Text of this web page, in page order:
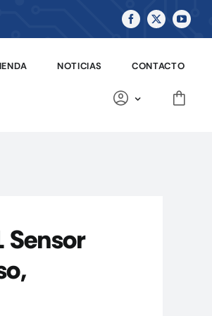
NOTICIAS CONTACTO
Sensor